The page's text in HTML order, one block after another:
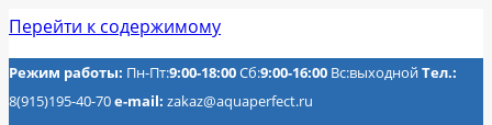
Перейти к содержимому
Режим работы: Пн-Пт:9:00-18:00Сб:9:00-16:00 Вс:выходнойТел.:
8(915)195-40-70e-mail: zakaz@aquaperfect.ru